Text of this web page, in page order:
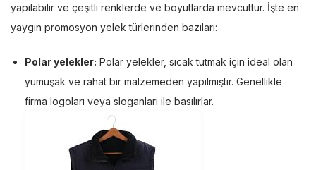
yapılabilir ve çeşitli renklerde ve boyutlarda mevcuttur. İşte en
yaygın promosyon yelek türlerinden bazıları:
Polar yelekler: Polar yelekler, sıcak tutmak için ideal olan
yumuşak ve rahat bir malzemeden yapılmıştır. Genellikle
firma logoları veya sloganları ile basılırlar.